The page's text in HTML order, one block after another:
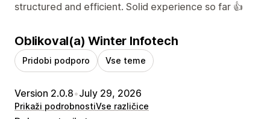
structured and efficient. Solid experience so far 👍
Oblikoval(a) Winter Infotech
Pridobi podporo Vse teme
Version 2.0.8•July 29, 2026
Prikaži podrobnostiVse različice